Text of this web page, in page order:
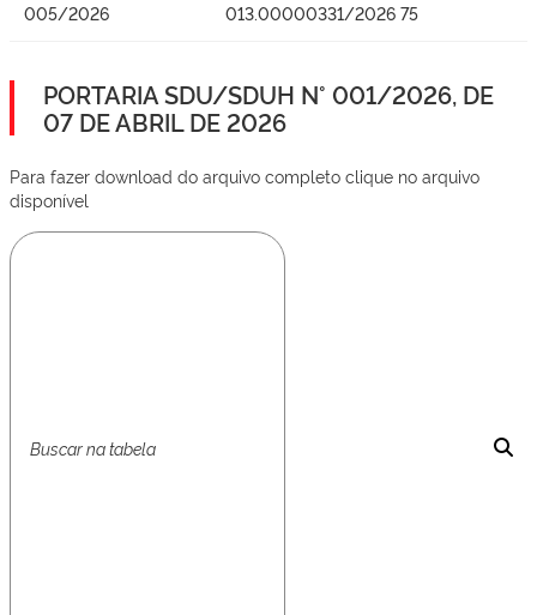
005/2026 013.00000331/2026 75
PORTARIA SDU/SDUH N° 001/2026, DE
07 DE ABRIL DE 2026
Para fazer download do arquivo completo clique no arquivo
disponível